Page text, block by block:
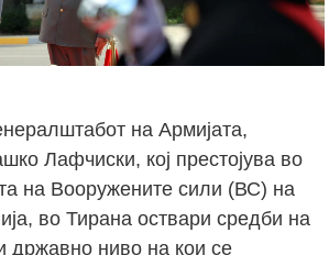
на Армијата,
Лафчиски, кој престојува во
на Вооружените сили (ВС) на
во Тирана оствари средби на
државно ниво на кои се